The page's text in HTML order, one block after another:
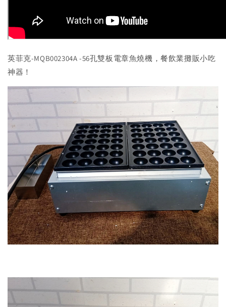
英菲克-MQB002304A -56孔雙板電章魚燒機，餐飲業攤販小吃
神器！